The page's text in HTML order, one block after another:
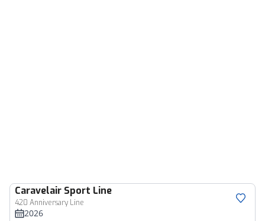
Caravelair Sport Line
420 Anniversary Line
2026